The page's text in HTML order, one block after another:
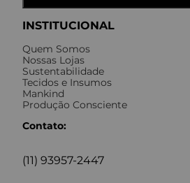
INSTITUCIONAL
Quem Somos
Nossas Lojas
Sustentabilidade
Tecidos e Insumos
Mankind
Produção Consciente
Contato:
(11) 93957-2447